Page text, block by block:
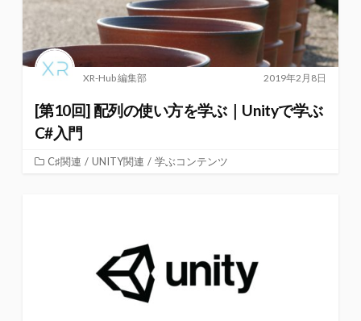
2019年2月8日
XR-Hub 編集部
[第10回] 配列の使い方を学ぶ｜Unityで学ぶ
C#入門
C♯関連 / UNITY関連 / 学ぶコンテンツ